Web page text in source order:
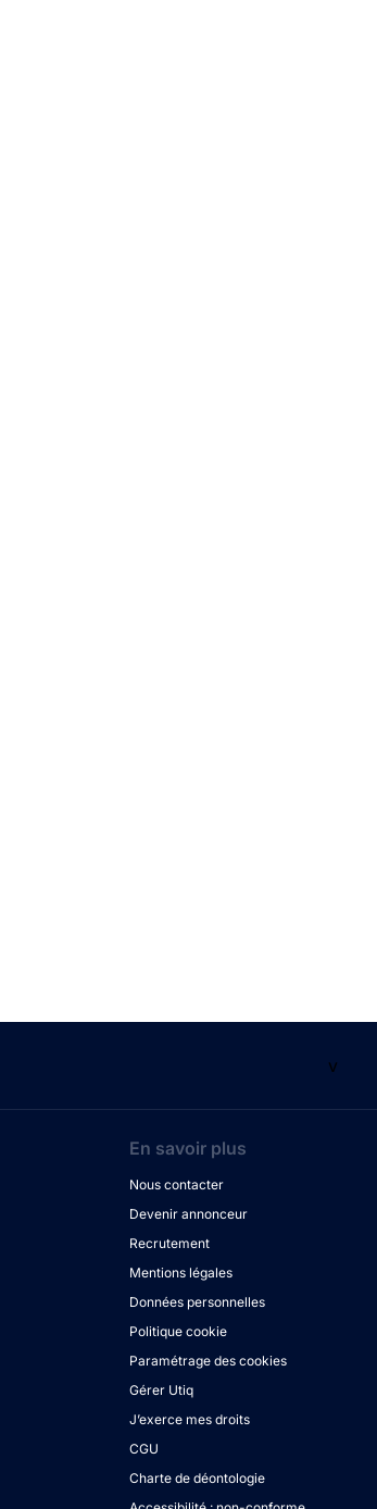
v
En savoir plus
Nous contacter
Devenir annonceur
Recrutement
Mentions légales
Données personnelles
Politique cookie
Paramétrage des cookies
Gérer Utiq
J’exerce mes droits
CGU
Charte de déontologie